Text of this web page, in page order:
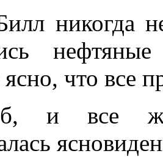
никогда
что все
и все